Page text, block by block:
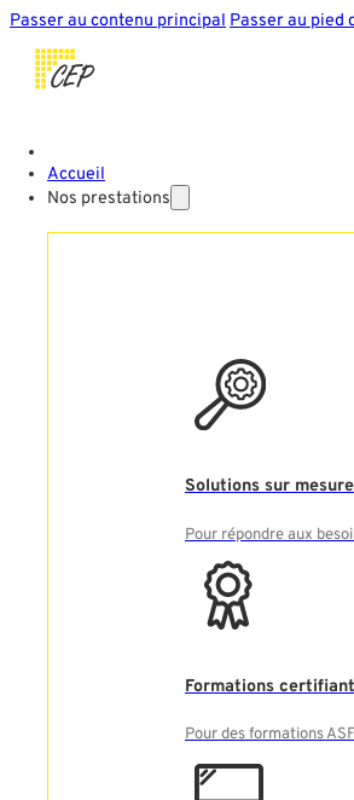
Passer au contenu principal Passer au pied
Accueil
Nos prestations
Solutions sur mesure
Pour répondre aux
Formations
Pour des formations